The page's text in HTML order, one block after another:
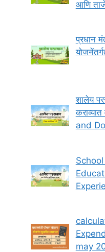
आणि
प्रधान
शालेय
and
may